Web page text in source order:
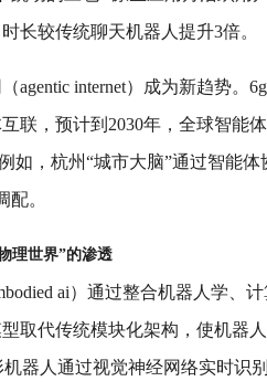
长较传统聊天机器人提升3倍。
agentic internet）成为新趋势。
联，预计到2030年，全球智能
如，杭州“城市大脑”通过智能
。
理世界”的渗透
ai）通过整合机器人学、
取代传统模块化架构，使机器
机器人通过视觉神经网络实时识